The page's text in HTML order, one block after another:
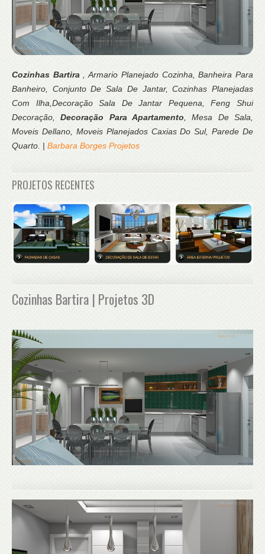
Cozinhas Bartira, Armario Planejado Cozinha, Banheira Para
Banheiro, Conjunto De Sala De Jantar, Cozinhas Planejadas
Com Ilha,Decoração Sala De Jantar Pequena, Feng Shui
Decoração,Decoração Para Apartamento, Mesa De Sala,
Moveis Dellano, Moveis Planejados Caxias Do Sul, Parede De
Quarto. | Barbara Borges Projetos
PROJETOS RECENTES
Cozinhas Bartira | Projetos 3D